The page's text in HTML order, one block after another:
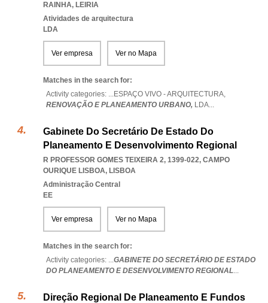
RAINHA, LEIRIA
Atividades de arquitectura
LDA
Ver empresa Ver no Mapa
Matches in the search for:
Activity categories: ...ESPAÇO VIVO - ARQUITECTURA,
RENOVAÇÃO E PLANEAMENTO URBANO, LDA...
Gabinete Do Secretário De Estado Do
Planeamento E Desenvolvimento Regional
R PROFESSOR GOMES TEIXEIRA 2, 1399-022, CAMPO
OURIQUE LISBOA, LISBOA
Administração Central
EE
Ver empresa Ver no Mapa
Matches in the search for:
Activity categories: ...GABINETE DO SECRETÁRIO DE ESTADO
DO PLANEAMENTO E DESENVOLVIMENTO REGIONAL...
Direção Regional De Planeamento E Fundos